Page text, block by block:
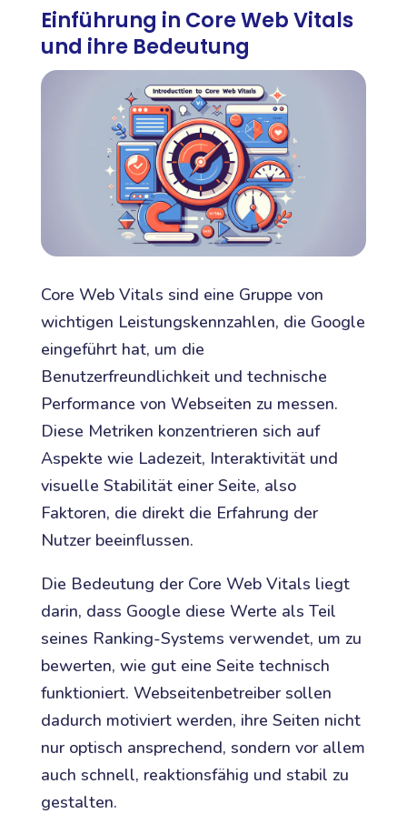
Einführung in Core Web Vitals
und ihre Bedeutung
Core Web Vitals sind eine Gruppe von
wichtigen Leistungskennzahlen, die Google
eingeführt hat, um die
Benutzerfreundlichkeit und technische
Performance von Webseiten zu messen.
Diese Metriken konzentrieren sich auf
Aspekte wie Ladezeit, Interaktivität und
visuelle Stabilität einer Seite, also
Faktoren, die direkt die Erfahrung der
Nutzer beeinflussen.
Die Bedeutung der Core Web Vitals liegt
darin, dass Google diese Werte als Teil
seines Ranking-Systems verwendet, um zu
bewerten, wie gut eine Seite technisch
funktioniert. Webseitenbetreiber sollen
dadurch motiviert werden, ihre Seiten nicht
nur optisch ansprechend, sondern vor allem
auch schnell, reaktionsfähig und stabil zu
gestalten.